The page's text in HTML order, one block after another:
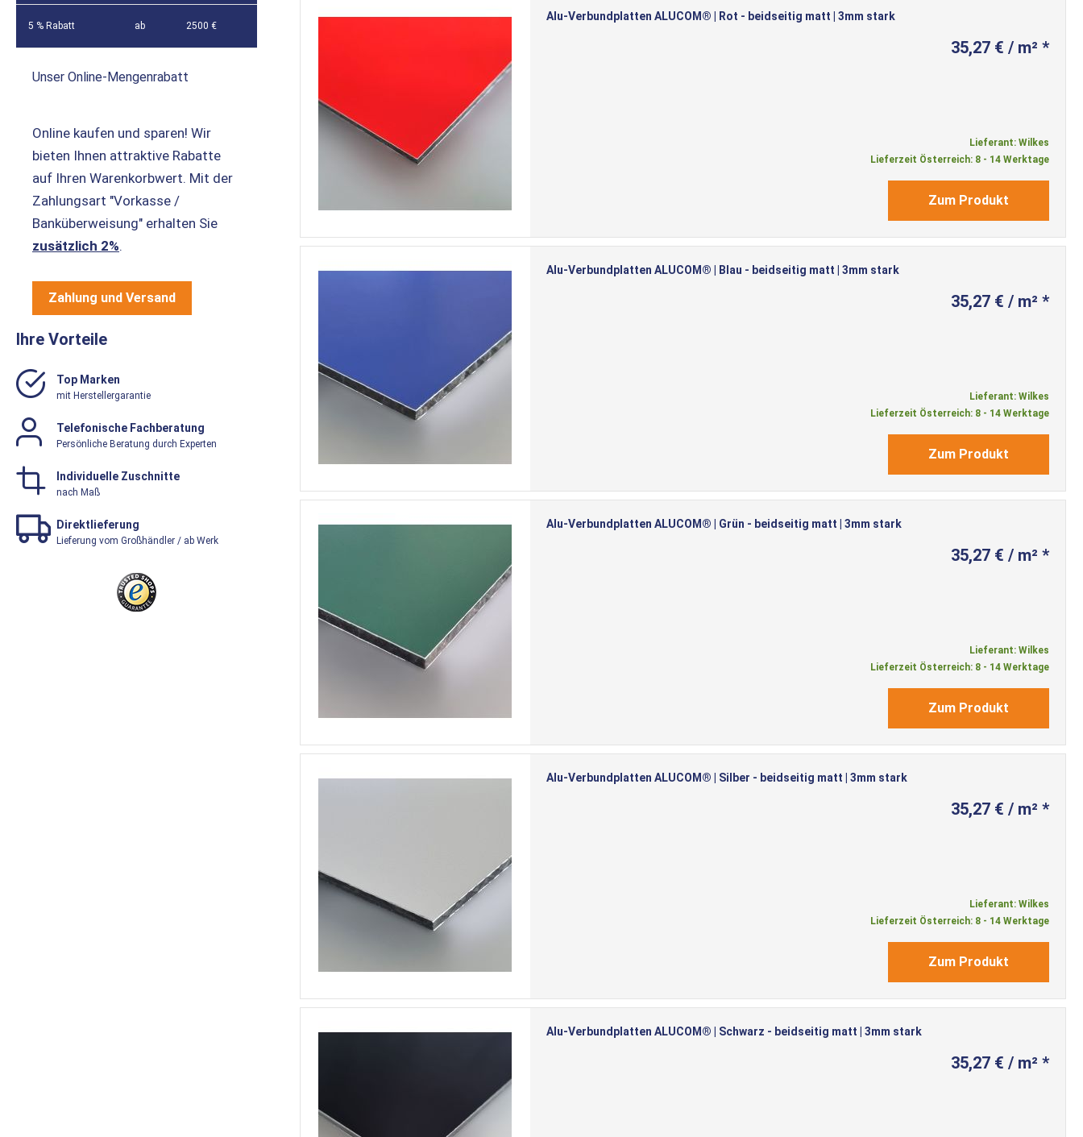
Alu-Verbundplatten ALUCOM® | Rot - beidseitig matt | 3mm stark
35,27 € / m² *
Lieferant: Wilkes
Lieferzeit Österreich: 8 - 14 Werktage
Zum Produkt
Alu-Verbundplatten ALUCOM® | Blau - beidseitig matt | 3mm stark
35,27 € / m² *
Lieferant: Wilkes
Lieferzeit Österreich: 8 - 14 Werktage
Zum Produkt
Alu-Verbundplatten ALUCOM® | Grün - beidseitig matt | 3mm stark
35,27 € / m² *
Lieferant: Wilkes
Lieferzeit Österreich: 8 - 14 Werktage
Zum Produkt
Alu-Verbundplatten ALUCOM® | Silber - beidseitig matt | 3mm stark
35,27 € / m² *
Lieferant: Wilkes
Lieferzeit Österreich: 8 - 14 Werktage
Zum Produkt
Alu-Verbundplatten ALUCOM® | Schwarz - beidseitig matt | 3mm stark
35,27 € / m² *
5 % Rabatt ab 2500 €
Unser Online-Mengenrabatt
Online kaufen und sparen! Wir
bieten Ihnen attraktive Rabatte
auf Ihren Warenkorbwert. Mit der
Zahlungsart "Vorkasse /
Banküberweisung" erhalten Sie
zusätzlich 2%.
Zahlung und Versand
Ihre Vorteile
Top Marken
mit Herstellergarantie
Telefonische Fachberatung
Persönliche Beratung durch Experten
Individuelle Zuschnitte
nach Maß
Direktlieferung
Lieferung vom Großhändler / ab Werk